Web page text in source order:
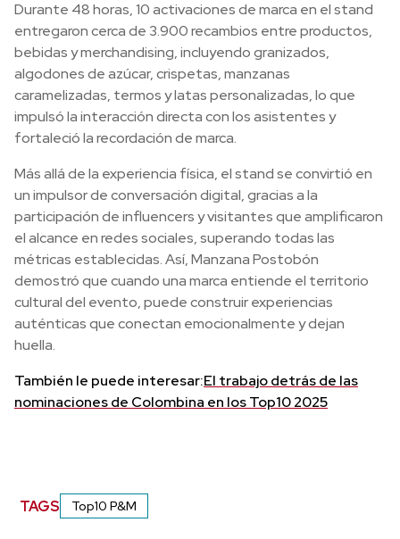
Durante 48 horas, 10 activaciones de marca en el stand
entregaron cerca de 3.900 recambios entre productos,
bebidas y merchandising, incluyendo granizados,
algodones de azúcar, crispetas, manzanas
caramelizadas, termos y latas personalizadas, lo que
impulsó la interacción directa con los asistentes y
fortaleció la recordación de marca.
Más allá de la experiencia física, el stand se convirtió en
un impulsor de conversación digital, gracias a la
participación de influencers y visitantes que amplificaron
el alcance en redes sociales, superando todas las
métricas establecidas. Así, Manzana Postobón
demostró que cuando una marca entiende el territorio
cultural del evento, puede construir experiencias
auténticas que conectan emocionalmente y dejan
huella.
También le puede interesar:El trabajo detrás de las
nominaciones de Colombina en los Top10 2025
TAGS Top10 P&M